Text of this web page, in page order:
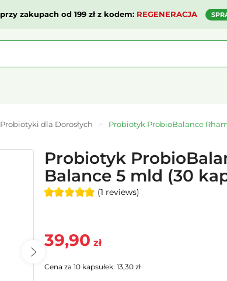
przy zakupach od 199 zł z kodem: REGENERACJA
Probiotyki dla Dorosłych > Probiotyk ProbioBalance
Probiotyk
Balance 5 mld (30
(1 reviews)
39,90 zł
Cena za 10 kapsułek: 13,30 zł